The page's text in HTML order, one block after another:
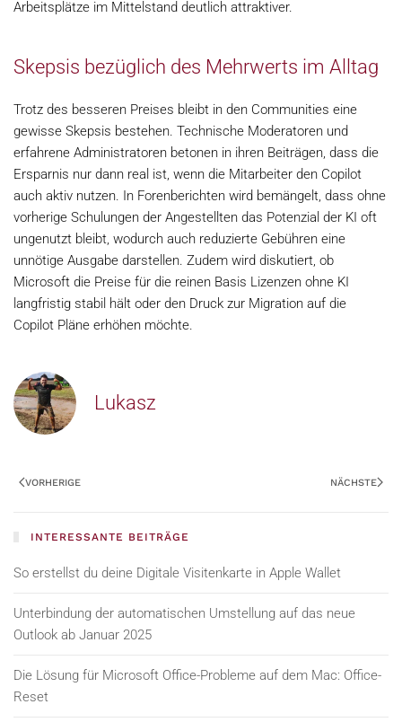
Arbeitsplätze im Mittelstand deutlich attraktiver.
Skepsis bezüglich des Mehrwerts im Alltag
Trotz des besseren Preises bleibt in den Communities eine
gewisse Skepsis bestehen. Technische Moderatoren und
erfahrene Administratoren betonen in ihren Beiträgen, dass die
Ersparnis nur dann real ist, wenn die Mitarbeiter den Copilot
auch aktiv nutzen. In Forenberichten wird bemängelt, dass ohne
vorherige Schulungen der Angestellten das Potenzial der KI oft
ungenutzt bleibt, wodurch auch reduzierte Gebühren eine
unnötige Ausgabe darstellen. Zudem wird diskutiert, ob
Microsoft die Preise für die reinen Basis Lizenzen ohne KI
langfristig stabil hält oder den Druck zur Migration auf die
Copilot Pläne erhöhen möchte.
Lukasz
VORHERIGE NÄCHSTE
INTERESSANTE BEITRÄGE
So erstellst du deine Digitale Visitenkarte in Apple Wallet
Unterbindung der automatischen Umstellung auf das neue
Outlook ab Januar 2025
Die Lösung für Microsoft Office-Probleme auf dem Mac: Office-
Reset